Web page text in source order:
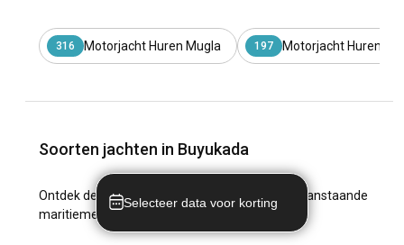
316 Motorjacht Huren Mugla 197 Motorjacht Huren
Soorten jachten in Buyukada
Ontdek de keuzes die zijn ontworpen voor uw aanstaande
maritieme avontuur in Buyukada.
Selecteer data voor korting